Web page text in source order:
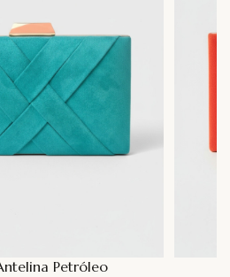
Petróleo